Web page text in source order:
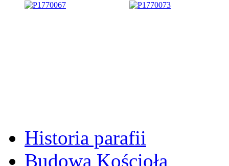
Historia parafii
Budowa Kościoła